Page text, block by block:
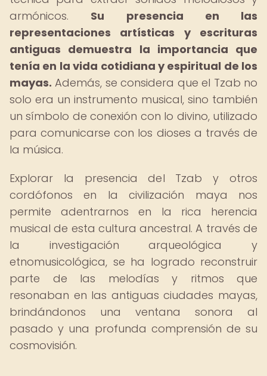
armónicos. Su presencia en las
representaciones artísticas y escrituras
antiguas demuestra la importancia que
tenía en la vida cotidiana y espiritual de los
mayas. Además, se considera que el Tzab no
solo era un instrumento musical, sino también
un símbolo de conexión con lo divino, utilizado
para comunicarse con los dioses a través de
la música.
Explorar la presencia del Tzab y otros
cordófonos en la civilización maya nos
permite adentrarnos en la rica herencia
musical de esta cultura ancestral. A través de
la investigación arqueológica y
etnomusicológica, se ha logrado reconstruir
parte de las melodías y ritmos que
resonaban en las antiguas ciudades mayas,
brindándonos una ventana sonora al
pasado y una profunda comprensión de su
cosmovisión.